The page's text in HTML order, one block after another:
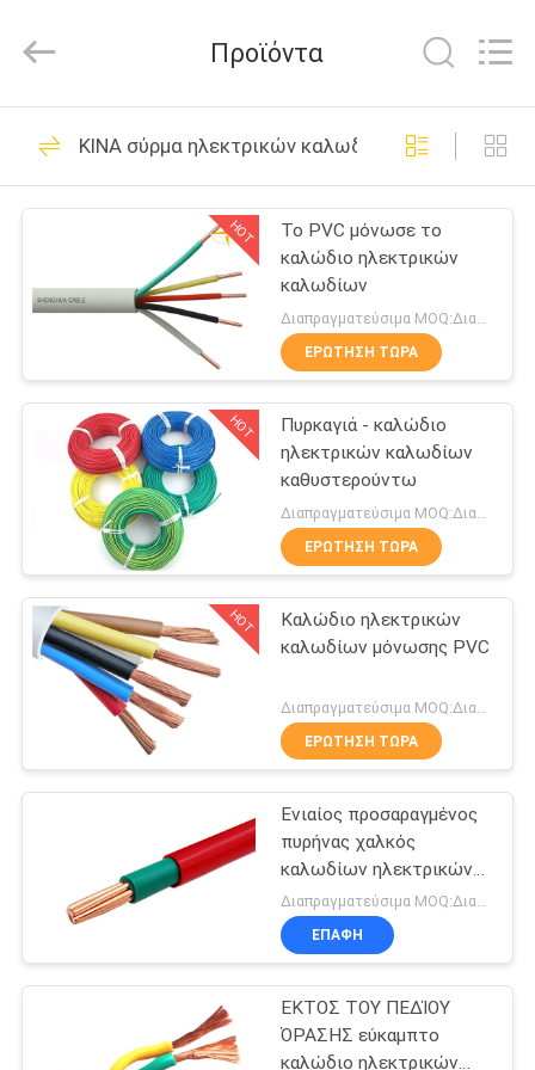
ΑΡΧΙΚΉ
ΣΕΛΊΔΑ
ΒΊΝΤΕΟ
ΕΜΦΆΝΙΣΗ
ΣΧΕΤΙΚΆ
ΕΜΆΣ
ΓΎΡΟΣ
ΕΡΓΟΣΤΑΣΊΩΝ
ΠΟΙΟΤΙΚΌΣ
ΕΠΑΦΉ
ΝΈΑ
(Group)
Rights
μόνωση XLPE
καλώδιο
τροφοδοσίας
306
θωρακισμένο
ηλεκτρικό καλώδιο
244
Καλώδια με
μόνωση από PVC
203
σύρμα ηλεκτρικών
καλωδίων
197
Προϊόντα
ΚΙΝΑ σύρμα ηλεκτρικών καλωδίων
HOT
Το PVC μόνωσε το
καλώδιο ηλεκτρικών
καλωδίων
Διαπραγματεύσιμα MOQ:Διαπραγματεύσιμος
ΕΡΏΤΗΣΗ ΤΏΡΑ
HOT
Πυρκαγιά - καλώδιο
ηλεκτρικών καλωδίων
καθυστερούντω
ΕΡΏΤΗΣΗ ΤΏΡΑ
HOT
Καλώδιο ηλεκτρικών
καλωδίων μόνωσης PVC
ΕΡΏΤΗΣΗ ΤΏΡΑ
Ενιαίος προσαραγμένος
πυρήνας χαλκός
καλωδίων ηλεκτρικών
καλωδίων μόνωσης PVC
δύο στρώματος
Διαπραγματεύσιμα MOQ:Διαπραγματεύσιμος
ΕΠΑΦΉ
ΕΚΤΟΣ ΤΟΥ ΠΕΔΊΟΥ
ΌΡΑΣΗΣ εύκαμπτο
καλώδιο ηλεκτρικών